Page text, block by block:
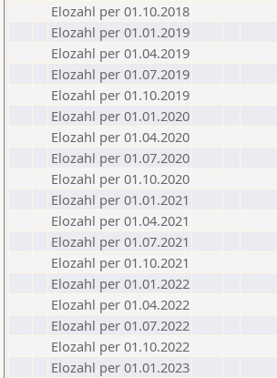
Elozahl per 01.10.2018
Elozahl per 01.01.2019
Elozahl per 01.04.2019
Elozahl per 01.07.2019
Elozahl per 01.10.2019
Elozahl per 01.01.2020
Elozahl per 01.04.2020
Elozahl per 01.07.2020
Elozahl per 01.10.2020
Elozahl per 01.01.2021
Elozahl per 01.04.2021
Elozahl per 01.07.2021
Elozahl per 01.10.2021
Elozahl per 01.01.2022
Elozahl per 01.04.2022
Elozahl per 01.07.2022
Elozahl per 01.10.2022
Elozahl per 01.01.2023